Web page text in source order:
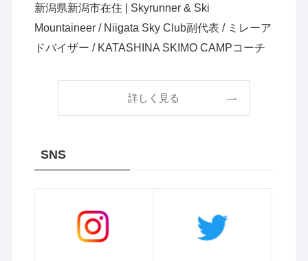
新潟県新潟市在住 | Skyrunner & Ski
Mountaineer / Niigata Sky Club副代表 / ミレーア
ドバイザー / KATASHINA SKIMO CAMPコーチ
詳しく見る
SNS